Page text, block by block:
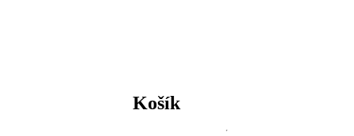
Košík